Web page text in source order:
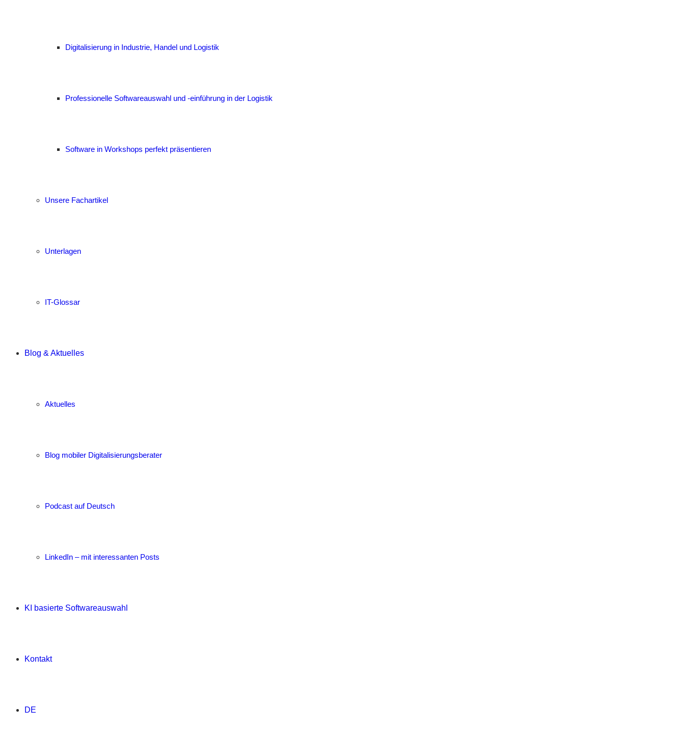
Digitalisierung in Industrie, Handel und Logistik
Professionelle Softwareauswahl und -einführung in der Logistik
Software in Workshops perfekt präsentieren
Unsere Fachartikel
Unterlagen
IT-Glossar
Blog & Aktuelles
Aktuelles
Blog mobiler Digitalisierungsberater
Podcast auf Deutsch
LinkedIn – mit interessanten Posts
KI basierte Softwareauswahl
Kontakt
DE